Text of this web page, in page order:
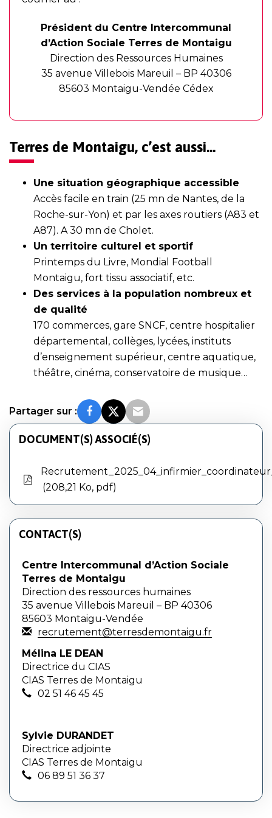
Président du Centre Intercommunal
d’Action Sociale Terres de Montaigu
Direction des Ressources Humaines
35 avenue Villebois Mareuil – BP 40306
85603 Montaigu-Vendée Cédex
Terres de Montaigu, c’est aussi…
Une situation géographique accessible
Accès facile en train (25 mn de Nantes, de la
Roche-sur-Yon) et par les axes routiers (A83 et
A87). A 30 mn de Cholet.
Un territoire culturel et sportif
Printemps du Livre, Mondial Football
Montaigu, fort tissu associatif, etc.
Des services à la population nombreux et
de qualité
170 commerces, gare SNCF, centre hospitalier
départemental, collèges, lycées, instituts
d’enseignement supérieur, centre aquatique,
théâtre, cinéma, conservatoire de musique…
Partager sur :
DOCUMENT(S) ASSOCIÉ(S)
208,21 Ko, pdf
CONTACT(S)
Centre Intercommunal d’Action Sociale
Terres de Montaigu
Direction des ressources humaines
35 avenue Villebois Mareuil – BP 40306
85603 Montaigu-Vendée
recrutement@terresdemontaigu.fr
Mélina LE DEAN
Directrice du CIAS
CIAS Terres de Montaigu
02 51 46 45 45
Sylvie DURANDET
Directrice adjointe
CIAS Terres de Montaigu
06 89 51 36 37